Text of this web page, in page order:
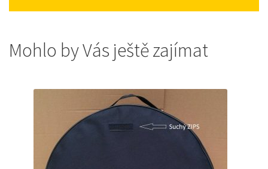
Mohlo by Vás ještě zajímat